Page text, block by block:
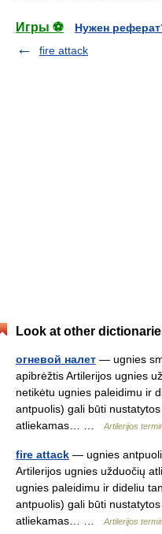
Игры ⚽
Нужен
fire attack
Look at other
oгневой налет — ugnies
apibrėžtis Artilerijos ugnies
netikėtu ugnies paleidimu ir
antpuolis) gali būti
atliekamas… …
Artilerijos
fire attack — ugnies
Artilerijos ugnies užduočių
ugnies paleidimu ir dideliu
antpuolis) gali būti
atliekamas… …
Artilerijos